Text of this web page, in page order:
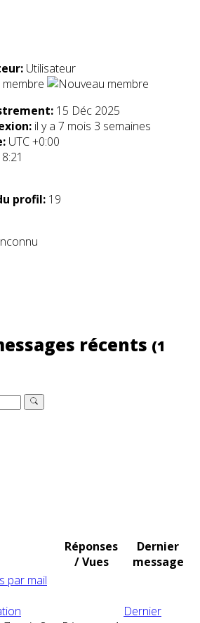
Utilisateur
15 Déc 2025
il y a 7 mois 3 semaines
UTC +0:00
profil: 19
récents (1
Réponses
/ Vues
Dernier
message
par mail
Dernier